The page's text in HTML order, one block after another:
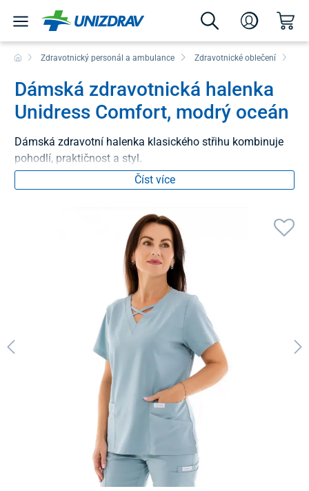
Zdravotnický personál a ambulance Zdravotnické oblečení
Dámská zdravotnická halenka
Unidress Comfort, modrý oceán
Dámská zdravotní halenka klasického střihu kombinuje
pohodlí, praktičnost a styl.
Číst více